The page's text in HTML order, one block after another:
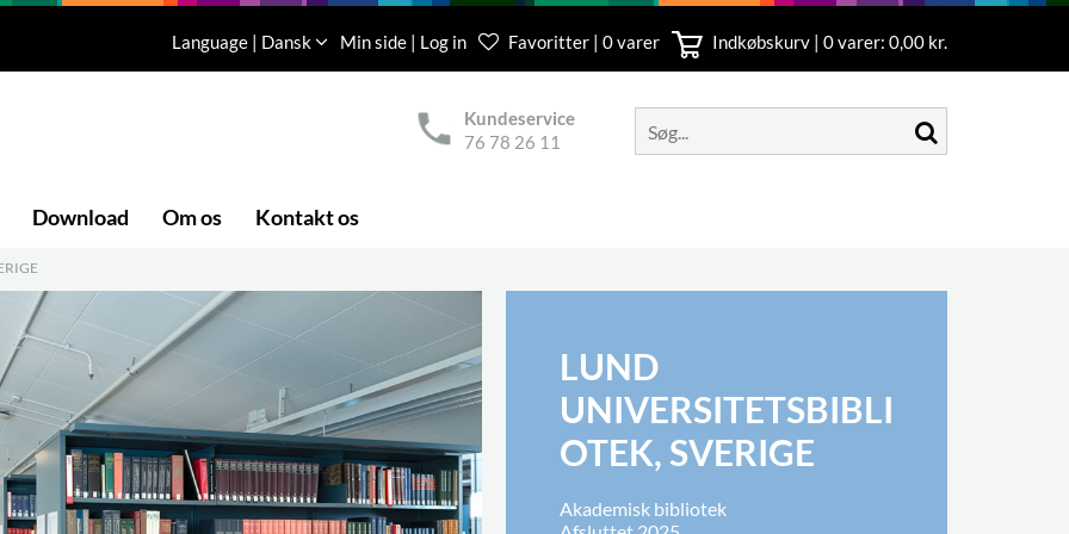
Language | Dansk Min side | Log in Favoritter | 0 varer Indkøbskurv | 0varer: 0,00 kr.
Kundeservice
76 78 26 11
Download Om os Kontakt os
LUND
UNIVERSITETSBIBLI
OTEK, SVERIGE
Akademisk bibliotek